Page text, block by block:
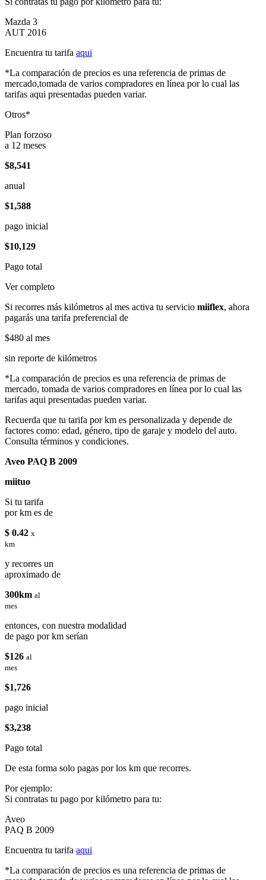
Mazda 3
AUT 2016
Encuentra tu tarifa aqui
*La comparación de precios es una referencia de primas de
mercado,tomada de varios compradores en línea por lo cual las
tarifas aqui presentadas pueden variar.
Otros*
Plan forzoso
a 12 meses
$8,541
anual
$1,588
pago inicial
$10,129
Pago total
Ver completo
Si recorres más kilómetros al mes activa tu servicio miiflex, ahora
pagarás una tarifa preferencial de
$480 al mes
sin reporte de kilómetros
*La comparación de precios es una referencia de primas de
mercado, tomada de varios compradores en línea por lo cual las
tarifas aqui presentadas pueden variar.
Recuerda que tu tarifa por km es personalizada y depende de
factores como: edad, género, tipo de garaje y modelo del auto.
Consulta términos y condiciones.
Aveo PAQ B 2009
miituo
Si tu tarifa
por km es de
$ 0.42 x
km
y recorres un
aproximado de
300km al
mes
entonces, con nuestra modalidad
de pago por km serían
$126 al
mes
$1,726
pago inicial
$3,238
Pago total
De esta forma solo pagas por los km que recorres.
Por ejemplo:
Si contratas tu pago por kilómetro para tu:
Aveo
PAQ B 2009
Encuentra tu tarifa aqui
*La comparación de precios es una referencia de primas de